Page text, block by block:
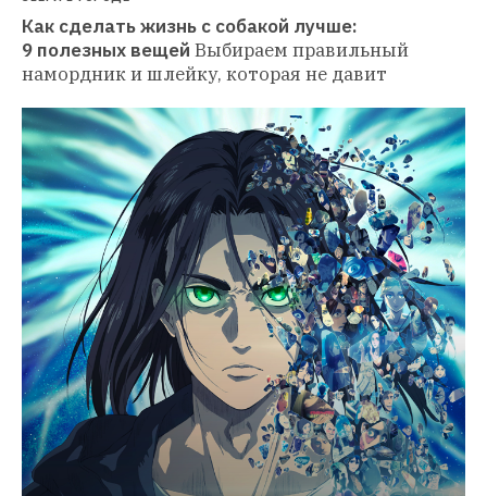
Как сделать жизнь с собакой лучше:
9 полезных вещей Выбираем правильный
намордник и шлейку, которая не давит